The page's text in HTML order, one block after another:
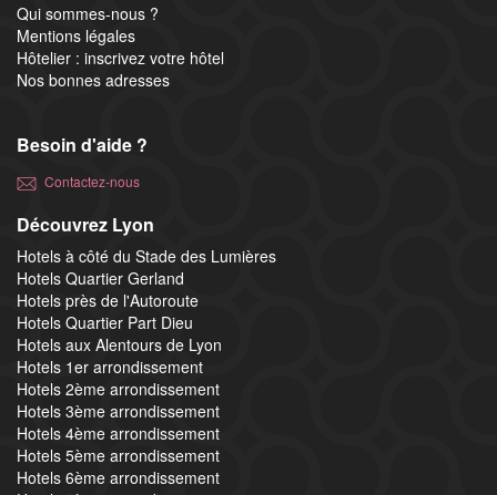
Qui sommes-nous ?
Mentions légales
Hôtelier : inscrivez votre hôtel
Nos bonnes adresses
Besoin d'aide ?
Contactez-nous
Découvrez Lyon
Hotels à côté du Stade des Lumières
Hotels Quartier Gerland
Hotels près de l'Autoroute
Hotels Quartier Part Dieu
Hotels aux Alentours de Lyon
Hotels 1er arrondissement
Hotels 2ème arrondissement
Hotels 3ème arrondissement
Hotels 4ème arrondissement
Hotels 5ème arrondissement
Hotels 6ème arrondissement